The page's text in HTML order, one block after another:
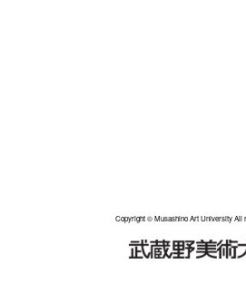
Copyright © Musashino Art University All